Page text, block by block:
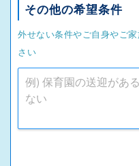
その他の希望条件
外せない条件やご自身やご
さい